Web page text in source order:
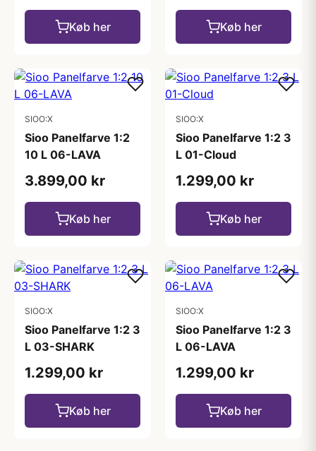
Køb her Køb her
SIOO:X
Sioo Panelfarve 1:2
10 L 06-LAVA
3.899,00 kr
Køb her
SIOO:X
Sioo Panelfarve 1:2 3
L 01-Cloud
1.299,00 kr
Køb her
SIOO:X
Sioo Panelfarve 1:2 3
L 03-SHARK
1.299,00 kr
Køb her
SIOO:X
Sioo Panelfarve 1:2 3
L 06-LAVA
1.299,00 kr
Køb her